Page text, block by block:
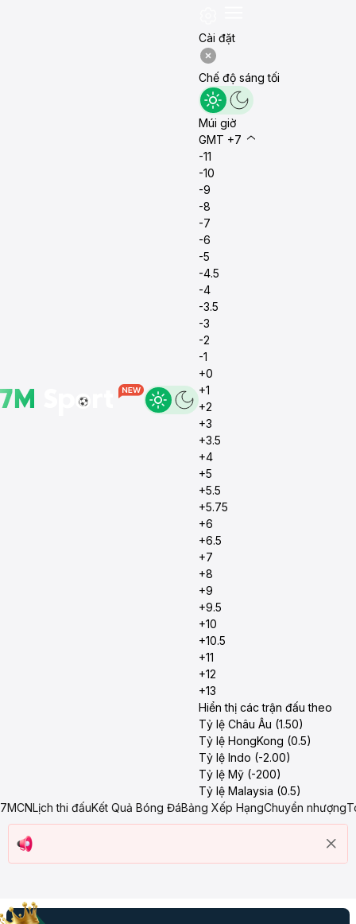
Cài đặt
Chế độ sáng tối
Múi giờ
GMT +7
-11
-10
-9
-8
-7
-6
-5
-4.5
-4
-3.5
-3
-2
-1
+0
+1
+2
+3
+3.5
+4
+5
+5.5
+5.75
+6
+6.5
+7
+8
+9
+9.5
+10
+10.5
+11
+12
+13
Hiển thị các trận đấu theo
Tỷ lệ Châu Âu (1.50)
Tỷ lệ HongKong (0.5)
Tỷ lệ Indo (-2.00)
Tỷ lệ Mỹ (-200)
Tỷ lệ Malaysia (0.5)
7MCNLịch thi đấuKết Quả Bóng ĐáBảng Xếp HạngChuyển nhượng